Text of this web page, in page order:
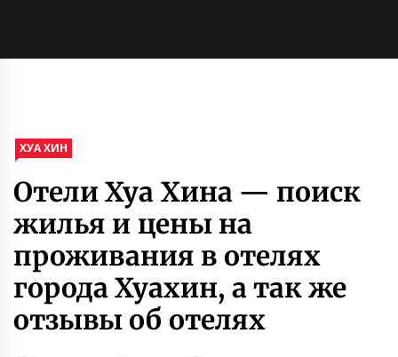
ХУА ХИН
Отели Хуа Хина — поиск
жилья и цены на
проживания в отелях
города Хуахин, а так же
отзывы об отелях